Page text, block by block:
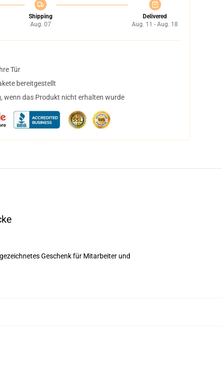
Shipping
Aug. 07
Delivered
Aug. 11 - Aug. 18
Tür
bereitgestellt
wenn das Produkt nicht erhalten wurde
Geschenk für Mitarbeiter und